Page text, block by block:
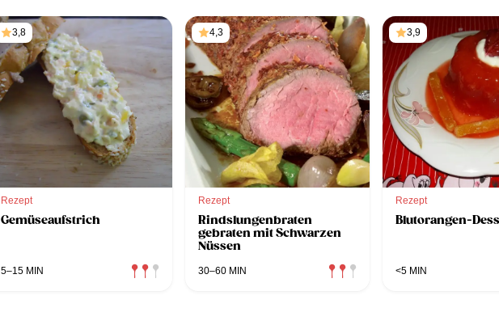
3,8
Rezept
Gemüseaufstrich
5–15 MIN
4,3
Rezept
Rindslungenbraten
gebraten mit Schwarzen
Nüssen
30–60 MIN
3,9
Rezept
Blutorangen-
<5 MIN